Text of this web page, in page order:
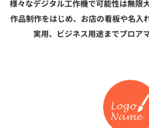
様々なデジタル工作機で可能性は無限
作品制作をはじめ、お店の看板や名入
実用、ビジネス用途までプロア